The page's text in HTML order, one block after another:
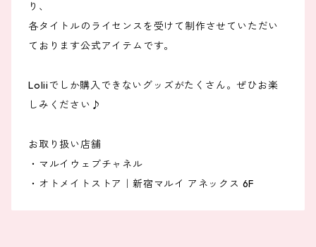
り、
各タイトルのライセンスを受けて制作させていただい
ております公式アイテムです。
Loliiでしか購入できないグッズがたくさん。ぜひお楽
しみください♪
お取り扱い店舗
・マルイウェブチャネル
・オトメイトストア｜新宿マルイ アネックス 6F